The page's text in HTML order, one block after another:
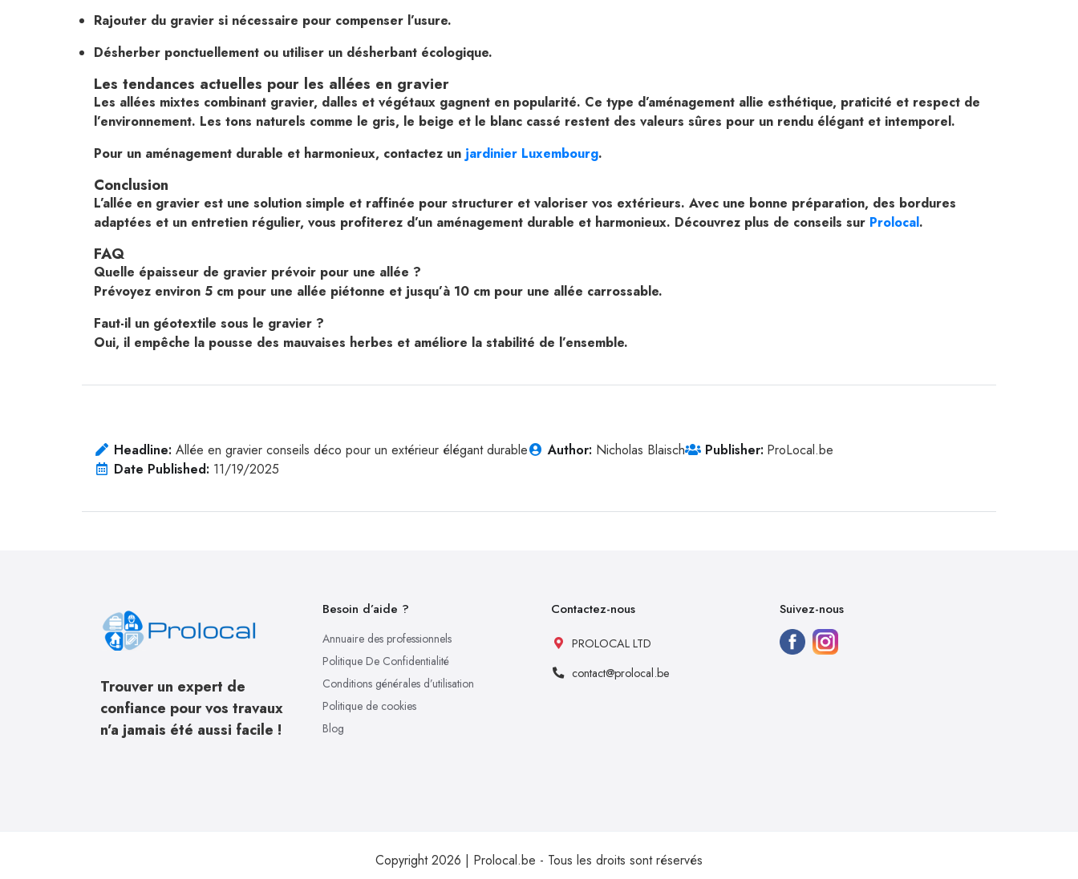
Rajouter du gravier si nécessaire pour compenser l’usure.
Désherber ponctuellement ou utiliser un désherbant écologique.
Les tendances actuelles pour les allées en gravier
Les allées mixtes combinant gravier, dalles et végétaux gagnent en popularité. Ce type d’aménagement allie esthétique, praticité et respect de
l’environnement. Les tons naturels comme le gris, le beige et le blanc cassé restent des valeurs sûres pour un rendu élégant et intemporel.
Pour un aménagement durable et harmonieux, contactez un jardinier Luxembourg.
Conclusion
L’allée en gravier est une solution simple et raffinée pour structurer et valoriser vos extérieurs. Avec une bonne préparation, des bordures
adaptées et un entretien régulier, vous profiterez d’un aménagement durable et harmonieux. Découvrez plus de conseils sur Prolocal.
FAQ
Quelle épaisseur de gravier prévoir pour une allée ?
Prévoyez environ 5 cm pour une allée piétonne et jusqu’à 10 cm pour une allée carrossable.
Faut-il un géotextile sous le gravier ?
Oui, il empêche la pousse des mauvaises herbes et améliore la stabilité de l’ensemble.
Headline: Allée en gravier conseils déco pour un extérieur élégant durable Author: Nicholas Blaisch Publisher: ProLocal.be
Date Published: 11/19/2025
Trouver un expert de
confiance pour vos travaux
n’a jamais été aussi facile !
Besoin d’aide ?
Annuaire des professionnels
Politique De Confidentialité
Conditions générales d’utilisation
Politique de cookies
Blog
Contactez-nous
PROLOCAL LTD
contact@prolocal.be
Suivez-nous
Copyright 2026 | Prolocal.be - Tous les droits sont réservés